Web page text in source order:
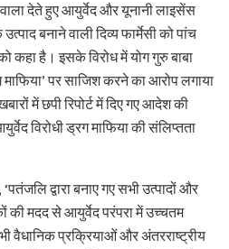
देते हुए आयुर्वेद और यूनानी लाइसेंस
बनाने वाली दिव्य फार्मेसी को पांच
कहा है। इसके विरोध में योग गुरु बाबा
माफिया’ पर साजिश करने का आरोप लगाया
में छपी रिपोर्ट में दिए गए आदेश की
विरोधी ड्रग माफिया की संलिप्तता
द्वारा बनाए गए सभी उत्पादों और
की मदद से आयुर्वेद परंपरा में उच्चतम
वैधानिक प्रक्रियाओं और अंतरराष्ट्रीय